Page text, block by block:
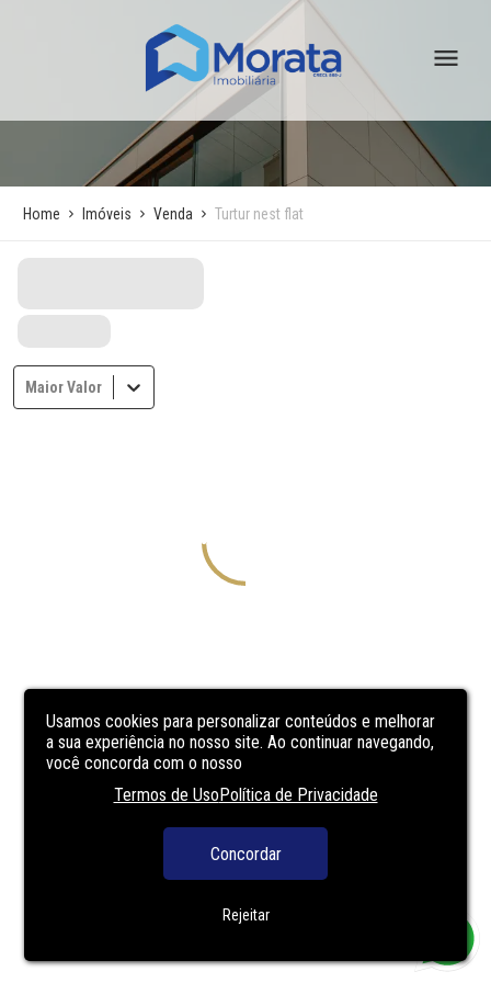
Usamos cookies para personalizar conteúdos e melhorar
a sua experiência no nosso site. Ao continuar navegando,
você concorda com o nosso
Termos de UsoPolítica de Privacidade
Concordar
Rejeitar
Home Imóveis Venda Turtur nest flat
Maior Valor